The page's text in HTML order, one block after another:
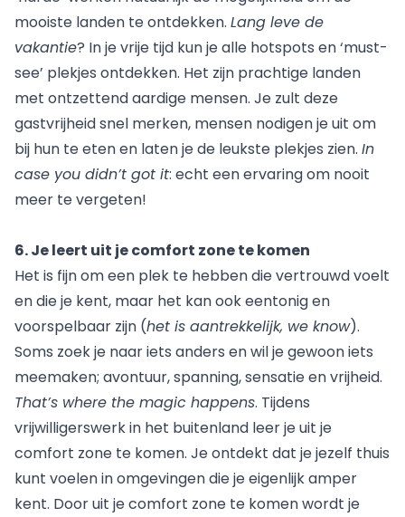
mooiste landen te ontdekken. Lang leve de
vakantie? In je vrije tijd kun je alle hotspots en ‘must-
see’ plekjes ontdekken. Het zijn prachtige landen
met ontzettend aardige mensen. Je zult deze
gastvrijheid snel merken, mensen nodigen je uit om
bij hun te eten en laten je de leukste plekjes zien. In
case you didn’t got it: echt een ervaring om nooit
meer te vergeten!
6. Je leert uit je comfort zone te komen
Het is fijn om een plek te hebben die vertrouwd voelt
en die je kent, maar het kan ook eentonig en
voorspelbaar zijn (het is aantrekkelijk, we know).
Soms zoek je naar iets anders en wil je gewoon iets
meemaken; avontuur, spanning, sensatie en vrijheid.
That’s where the magic happens. Tijdens
vrijwilligerswerk in het buitenland leer je uit je
comfort zone te komen. Je ontdekt dat je jezelf thuis
kunt voelen in omgevingen die je eigenlijk amper
kent. Door uit je comfort zone te komen wordt je